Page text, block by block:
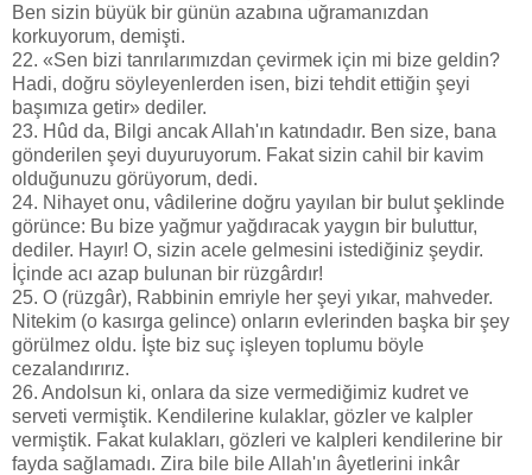
Ben sizin büyük bir günün azabına uğramanızdan
korkuyorum, demişti.
22. «Sen bizi tanrılarımızdan çevirmek için mi bize geldin?
Hadi, doğru söyleyenlerden isen, bizi tehdit ettiğin şeyi
başımıza getir» dediler.
23. Hûd da, Bilgi ancak Allah'ın katındadır. Ben size, bana
gönderilen şeyi duyuruyorum. Fakat sizin cahil bir kavim
olduğunuzu görüyorum, dedi.
24. Nihayet onu, vâdilerine doğru yayılan bir bulut şeklinde
görünce: Bu bize yağmur yağdıracak yaygın bir buluttur,
dediler. Hayır! O, sizin acele gelmesini istediğiniz şeydir.
İçinde acı azap bulunan bir rüzgârdır!
25. O (rüzgâr), Rabbinin emriyle her şeyi yıkar, mahveder.
Nitekim (o kasırga gelince) onların evlerinden başka bir şey
görülmez oldu. İşte biz suç işleyen toplumu böyle
cezalandırırız.
26. Andolsun ki, onlara da size vermediğimiz kudret ve
serveti vermiştik. Kendilerine kulaklar, gözler ve kalpler
vermiştik. Fakat kulakları, gözleri ve kalpleri kendilerine bir
fayda sağlamadı. Zira bile bile Allah'ın âyetlerini inkâr